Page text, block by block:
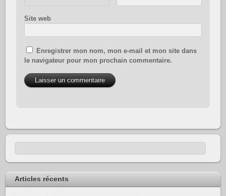
Site web
Enregistrer mon nom, mon e-mail et mon site dans
le navigateur pour mon prochain commentaire.
Articles récents